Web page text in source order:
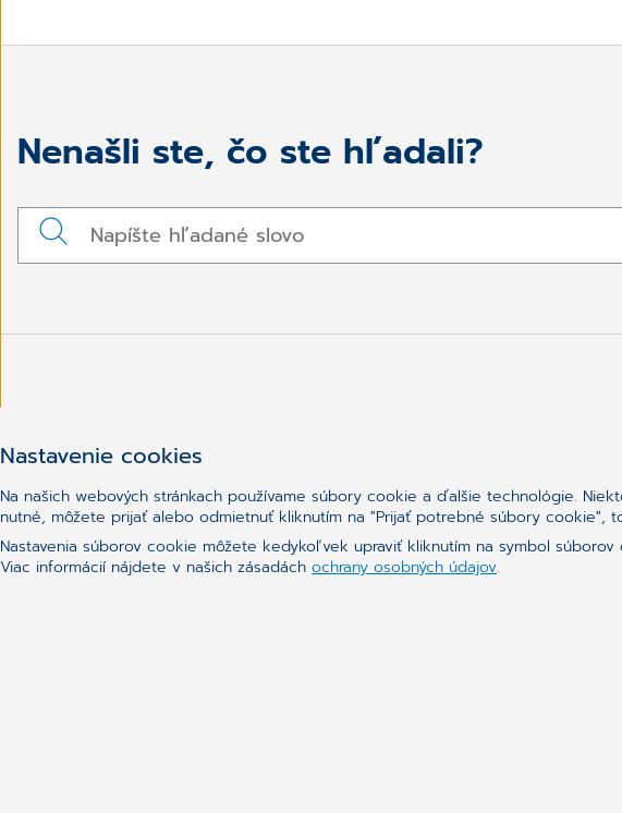
Nenašli ste, čo ste hľadali?
Nastavenie cookies
Na našich webových stránkach používame súbory cookie a ďalšie technológie.
nutné, môžete prijať alebo odmietnuť kliknutím na "Prijať potrebné súbory
Nastavenia súborov cookie môžete kedykoľvek upraviť kliknutím na symbol
Viac informácií nájdete v našich zásadách ochrany osobných údajov.